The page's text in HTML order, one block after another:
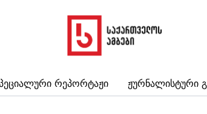
Რეპორტაჟი Ჟურნალისტური